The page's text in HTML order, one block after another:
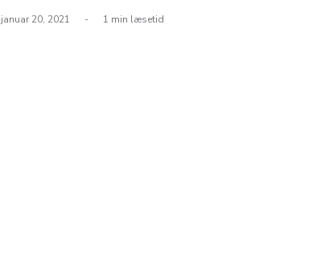
musik, der giver ro. Både indendørs eller, når jeg
januar 20, 2021 - 1 min læsetid